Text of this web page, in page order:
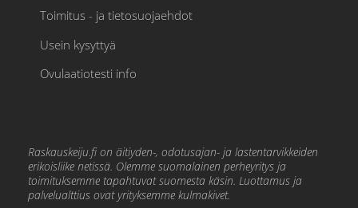
Toimitus - ja tietosuojaehdot
Usein kysyttyä
Ovulaatiotesti info
Raskauskeiju.fi on äitiyden-, odotusajan- ja lastentarvikkeiden
erikoisliike netissä. Olemme suomalainen perheyritys ja
toimituksemme tapahtuvat suomesta käsin. Luottamus ja
palvelualttius ovat yrityksemme kulmakivet.